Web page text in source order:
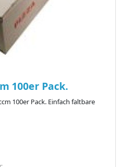
100er Pack.
100er Pack. Einfach faltbare